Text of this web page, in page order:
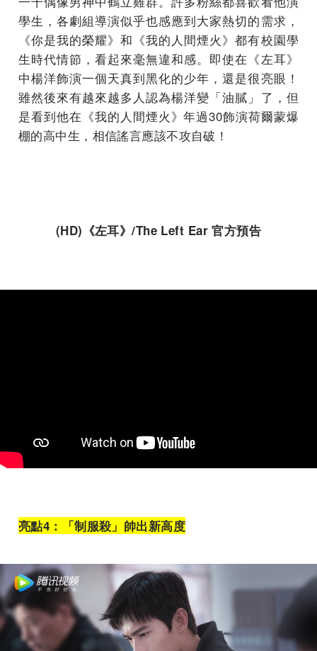
學生，各劇組導演似乎也感應到大家熱切的需求，
《你是我的榮耀》和《我的人間煙火》都有校園學
生時代情節，看起來毫無違和感。即使在《左耳》
中楊洋飾演一個天真到黑化的少年，還是很亮眼！
雖然後來有越來越多人認為楊洋變「油膩」了，但
是看到他在《我的人間煙火》年過30飾演荷爾蒙爆
棚的高中生，相信謠言應該不攻自破！
(HD) 《左耳》/The Left Ear官方預告
亮點4 ：「制服殺」帥出新高度